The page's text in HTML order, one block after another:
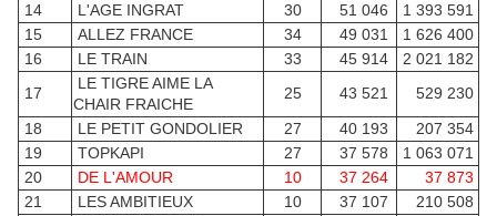
14
L'AGE INGRAT 30 51 046
1 393 591
15
ALLEZ FRANCE 34 49 031
1 626 400
16
LE TRAIN 33 45 914
2 021 182
17
LE TIGRE AIME LA
CHAIR FRAICHE
25 43 521
529 230
18
LE PETIT GONDOLIER 27 40 193
207 354
19
TOPKAPI 27 37 578
1 063 071
20
DE L'AMOUR 10 37 264
37 873
21
LES AMBITIEUX 10 37 107
210 508